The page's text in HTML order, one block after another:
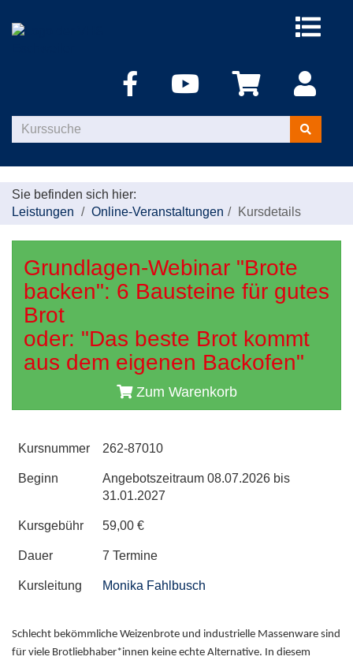
Menü
Kurse
suchen
Sie befinden sich hier:
Leistungen
Online-Veranstaltungen Kursdetails
Grundlagen-Webinar "Brote
backen": 6 Bausteine für gutes
Brot
oder: "Das beste Brot kommt
aus dem eigenen Backofen"
Zum Warenkorb
Kursnummer 262-87010
Beginn
Angebotszeitraum 08.07.2026 bis
31.01.2027
Kursgebühr 59,00 €
Dauer 7 Termine
Kursleitung Monika Fahlbusch
Schlecht bekömmliche Weizenbrote und industrielle Massenware sind
für viele Brotliebhaber*innen keine echte Alternative. In diesem